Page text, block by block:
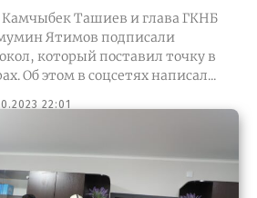
Камчыбек Ташиев и глава ГКНБ
Ятимов подписали
который поставил точку в
Об этом в соцсетях написал...
22:01